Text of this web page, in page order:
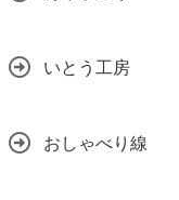
いとう工房
おしゃべり線